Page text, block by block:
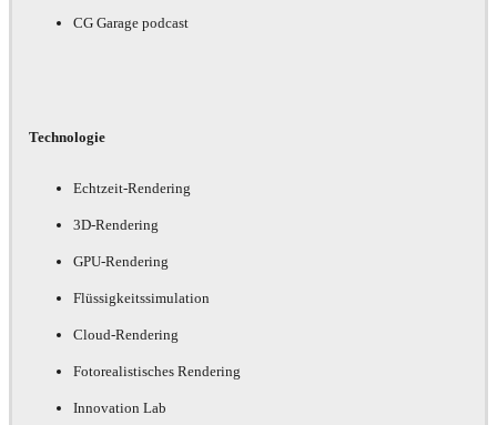
CG Garage podcast
Technologie
Echtzeit-Rendering
3D-Rendering
GPU-Rendering
Flüssigkeitssimulation
Cloud-Rendering
Fotorealistisches Rendering
Innovation Lab